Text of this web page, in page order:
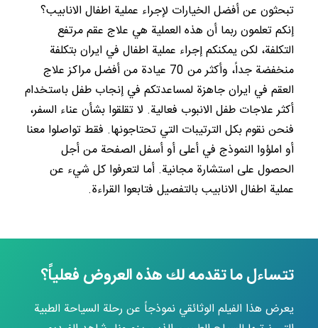
تبحثون عن أفضل الخيارات لإجراء عملية اطفال الانابيب؟
إنكم تعلمون ربما أن هذه العملية هي علاج عقم مرتفع
التكلفة، لكن يمكنكم إجراء عملية اطفال في ايران بتكلفة
منخفضة جداً، وأكثر من 70 عيادة من أفضل مراكز علاج
العقم في ايران جاهزة لمساعدتكم في إنجاب طفل باستخدام
أكثر علاجات طفل الانبوب فعالية. لا تقلقوا بشأن عناء السفر،
فنحن نقوم بكل الترتيبات التي تحتاجونها. فقط تواصلوا معنا
أو املؤوا النموذج في أعلى أو أسفل الصفحة من أجل
الحصول على استشارة مجانية. أما لتعرفوا كل شيء عن
عملية اطفال الانابيب بالتفصيل فتابعوا القراءة.
تتساءل ما تقدمه لك هذه العروض فعلياً؟
يعرض هذا الفيلم الوثائقي نموذجاً عن رحلة السياحة الطبية
إرسال
Powered byARForms